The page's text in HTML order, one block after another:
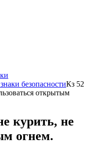
безопасностиКз 52
открытым
курить, не
огнем.